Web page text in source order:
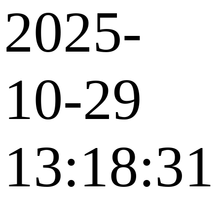
2025-
10-29
13:18:31